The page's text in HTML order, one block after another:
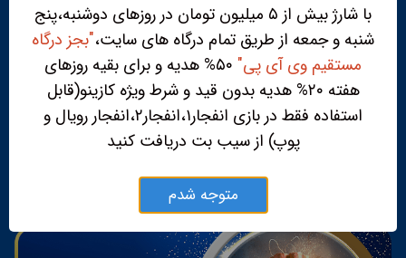
با شارژ بیش از ۵ میلیون تومان در روزهای دوشنبه،پنج
شنبه و جمعه از طریق تمام درگاه های سایت،"بجز درگاه
مستقیم وی آی پی"
۵۰% هدیه و برای بقیه روزهای
هفته ۲۰% هدیه بدون قید و شرط ویژه کازینو(قابل
استفاده فقط در بازی انفجار۱،انفجار۲،انفجار رویال و
پوپ) از سیب بت دریافت کنید
متوجه شدم